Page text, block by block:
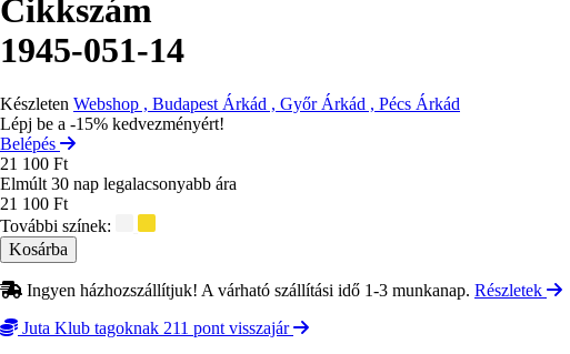
Cikkszám
1945-051-14
Készleten Webshop , Budapest Árkád , Győr Árkád , Pécs Árkád
Lépj be a -15% kedvezményért!
Belépés
21 100 Ft
Elmúlt 30 nap legalacsonyabb ára
21 100 Ft
További színek:
Ingyen házhozszállítjuk! A várható szállítási idő 1-3 munkanap. Részletek
Juta Klub tagoknak 211 pont visszajár